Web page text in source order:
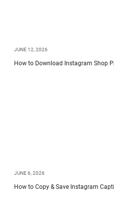
JUNE 12, 2026
How to Download Instagram Shop
JUNE 6, 2026
How to Copy & Save Instagram